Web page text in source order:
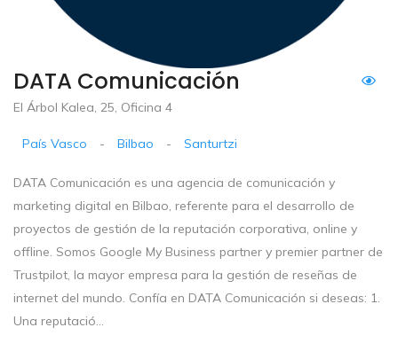
DATA Comunicación
El Árbol Kalea, 25, Oficina 4
País Vasco - Bilbao - Santurtzi
DATA Comunicación es una agencia de comunicación y
marketing digital en Bilbao, referente para el desarrollo de
proyectos de gestión de la reputación corporativa, online y
offline. Somos Google My Business partner y premier partner de
Trustpilot, la mayor empresa para la gestión de reseñas de
internet del mundo. Confía en DATA Comunicación si deseas: 1.
Una reputació...